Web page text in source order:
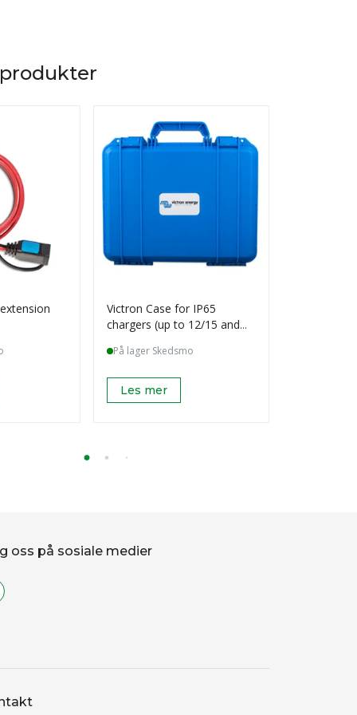
Victron Case for IP65
chargers (up to 12/15 and
På lager Skedsmo
Les mer
oss på sosiale medier